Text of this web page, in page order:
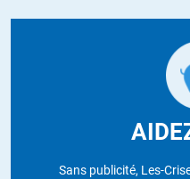
Sans publicité, Les-